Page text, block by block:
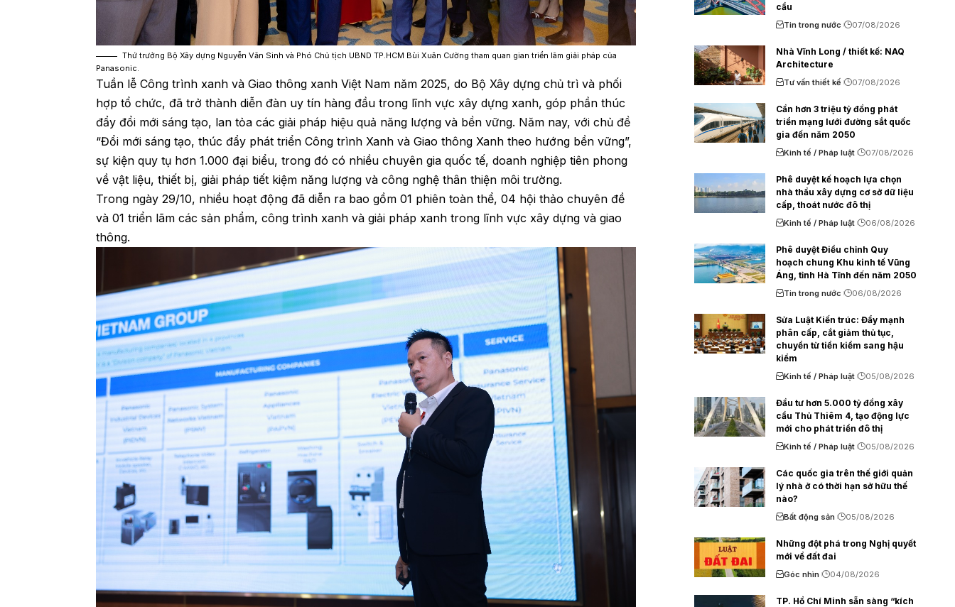
Thứ trưởng Bộ Xây dựng Nguyễn Văn Sinh và Phó Chủ tịch UBND TP.HCM Bùi Xuân Cường tham quan gian triển lãm giải pháp của
Panasonic.
Tuần lễ Công trình xanh và Giao thông xanh Việt Nam năm 2025, do Bộ Xây dựng chủ trì và phối
hợp tổ chức, đã trở thành diễn đàn uy tín hàng đầu trong lĩnh vực xây dựng xanh, góp phần thúc
đẩy đổi mới sáng tạo, lan tỏa các giải pháp hiệu quả năng lượng và bền vững. Năm nay, với chủ đề
“Đổi mới sáng tạo, thúc đẩy phát triển Công trình Xanh và Giao thông Xanh theo hướng bền vững”,
sự kiện quy tụ hơn 1.000 đại biểu, trong đó có nhiều chuyên gia quốc tế, doanh nghiệp tiên phong
về vật liệu, thiết bị, giải pháp tiết kiệm năng lượng và công nghệ thân thiện môi trường.
Trong ngày 29/10, nhiều hoạt động đã diễn ra bao gồm 01 phiên toàn thể, 04 hội thảo chuyên đề
và 01 triển lãm các sản phẩm, công trình xanh và giải pháp xanh trong lĩnh vực xây dựng và giao
thông.
cầu
Tin trong nước 07/08/2026
Nhà Vĩnh Long / thiết kế: NAQ
Architecture
Tư vấn thiết kế 07/08/2026
Cần hơn 3 triệu tỷ đồng phát
triển mạng lưới đường sắt quốc
gia đến năm 2050
Kinh tế / Pháp luật 07/08/2026
Phê duyệt kế hoạch lựa chọn
nhà thầu xây dựng cơ sở dữ liệu
cấp, thoát nước đô thị
Kinh tế / Pháp luật 06/08/2026
Phê duyệt Điều chỉnh Quy
hoạch chung Khu kinh tế Vũng
Áng, tỉnh Hà Tĩnh đến năm 2050
Tin trong nước 06/08/2026
Sửa Luật Kiến trúc: Đẩy mạnh
phân cấp, cắt giảm thủ tục,
chuyển từ tiền kiểm sang hậu
kiểm
Kinh tế / Pháp luật 05/08/2026
Đầu tư hơn 5.000 tỷ đồng xây
cầu Thủ Thiêm 4, tạo động lực
mới cho phát triển đô thị
Kinh tế / Pháp luật 05/08/2026
Các quốc gia trên thế giới quản
lý nhà ở có thời hạn sở hữu thế
nào?
Bất động sản 05/08/2026
Những đột phá trong Nghị quyết
mới về đất đai
Góc nhìn 04/08/2026
TP. Hồ Chí Minh sẵn sàng “kích